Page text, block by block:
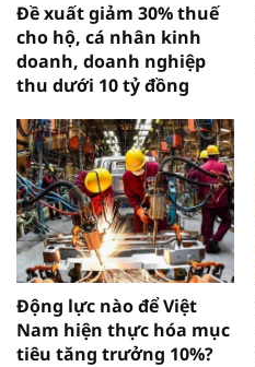
Đề xuất giảm 30% thuế
cho hộ, cá nhân kinh
doanh, doanh nghiệp
thu dưới 10 tỷ đồng
Động lực nào để Việt
Nam hiện thực hóa mục
tiêu tăng trưởng 10%?